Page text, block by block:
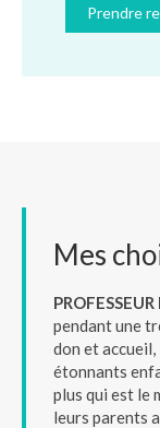
Prendre
Mes
pendant une
don et
étonnants
plus qui est le
leurs parents